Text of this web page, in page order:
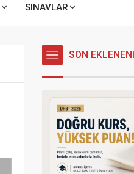
SINAVLAR
SON